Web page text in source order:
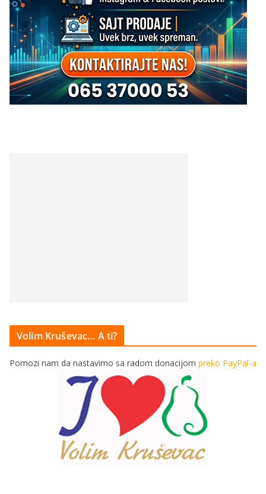
Volim Kruševac… A ti?
Pomozi nam da nastavimo sa radom donacijom preko PayPal-a